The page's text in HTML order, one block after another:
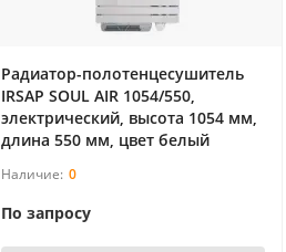
Радиатор-полотенцесушитель
IRSAP SOUL AIR 1054/550,
электрический, высота 1054 мм,
длина 550 мм, цвет белый
0
По запросу